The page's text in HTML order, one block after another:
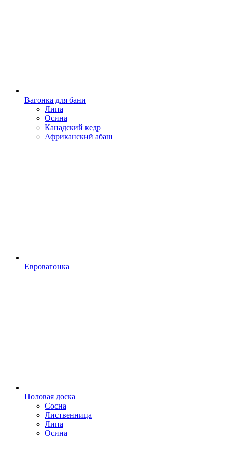
Вагонка для бани
Липа
Осина
Канадский кедр
Африканский абаш
Евровагонка
Половая доска
Сосна
Лиственница
Липа
Осина